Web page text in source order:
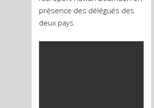
présence des délégués des
deux pays.